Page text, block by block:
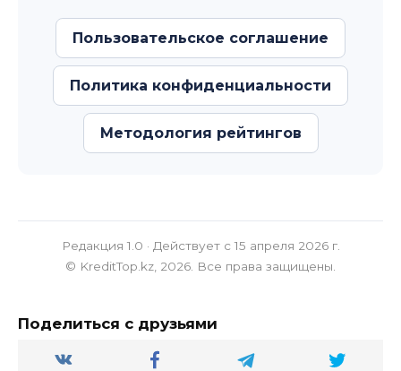
Пользовательское соглашение
Политика конфиденциальности
Методология рейтингов
Редакция 1.0 · Действует с 15 апреля 2026 г.
© KreditTop.kz, 2026. Все права защищены.
Поделиться с друзьями